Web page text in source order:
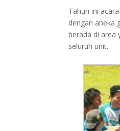
Tahun ini
dengan aneka
berada di area
seluruh unit.